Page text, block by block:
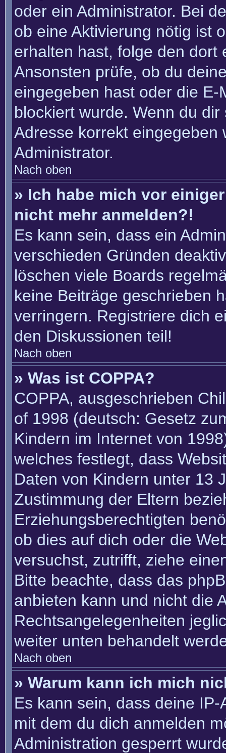
oder ein Administrator. Bei
ob eine Aktivierung nötig ist
erhalten hast, folge den dort
Ansonsten prüfe, ob du
eingegeben hast oder die
blockiert wurde. Wenn du
Adresse korrekt
Administrator.
Nach oben
» Ich habe mich vor
nicht mehr anmelden?!
Es kann sein, dass ein
verschieden Gründen
löschen viele Boards
keine Beiträge geschrieben
verringern. Registriere dich
den Diskussionen teil!
Nach oben
» Was ist COPPA?
COPPA, ausgeschrieben
of 1998 (deutsch: Gesetz
Kindern im Internet von
welches festlegt, dass
Daten von Kindern unter 13
Zustimmung der Eltern
Erziehungsberechtigten
ob dies auf dich oder die
versuchst, zutrifft, ziehe
Bitte beachte, dass das
anbieten kann und nicht die
Rechtsangelegenheiten
weiter unten behandelt
Nach oben
» Warum kann ich mich
Es kann sein, dass deine
mit dem du dich anmelden
Administration gesperrt